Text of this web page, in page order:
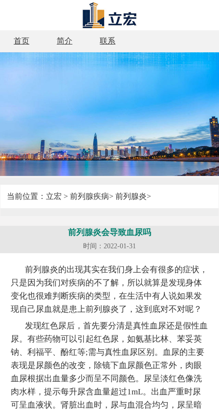
首页 简介 联系
当前位置： 立宏 > 前列腺疾病> 前列腺炎>
前列腺炎会导致血尿吗
时间：2022-01-31
前列腺炎的出现其实在我们身上会有很多的症状，
只是因为我们对疾病的不了解，所以就算是发现身体
变化也很难判断疾病的类型，在生活中有人说如果发
现自己尿血就是患上前列腺炎了，这到底对不对呢？
发现红色尿后，首先要分清是真性血尿还是假性血
尿。有些药物可以引起红色尿，如氨基比林、苯妥英
钠、利福平、酚红等;需与真性血尿区别。血尿的主要
表现是尿颜色的改变，除镜下血尿颜色正常外，肉眼
血尿根据出血量多少而呈不同颜色。尿呈淡红色像洗
肉水样，提示每升尿含血量超过1mL。出血严重时尿
可呈血液状。肾脏出血时，尿与血混合均匀，尿呈暗